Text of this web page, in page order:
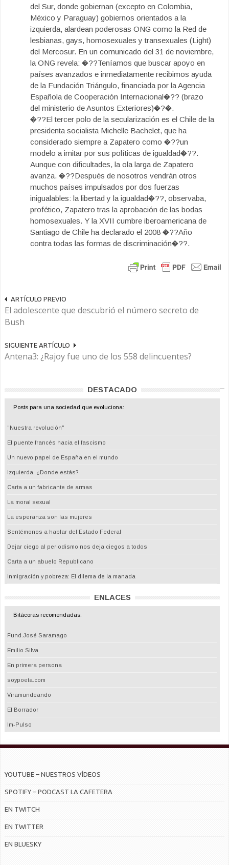
del Sur, donde gobiernan (excepto en Colombia,
México y Paraguay) gobiernos orientados a la
izquierda, alardean poderosas ONG como la Red de
lesbianas, gays, homosexuales y transexuales (Light)
del Mercosur. En un comunicado del 31 de noviembre,
la ONG revela: �??Teníamos que buscar apoyo en
países avanzados e inmediatamente recibimos ayuda
de la Fundación Triángulo, financiada por la Agencia
Española de Cooperación Internacional�?? (brazo
del ministerio de Asuntos Exteriores)�?�.
�??El tercer polo de la secularización es el Chile de la
presidenta socialista Michelle Bachelet, que ha
considerado siempre a Zapatero como �??un
modelo a imitar por sus políticas de igualdad�??.
Aunque con dificultades, la ola larga de Zapatero
avanza. �??Después de nosotros vendrán otros
muchos países impulsados por dos fuerzas
inigualables: la libertad y la igualdad�??, observaba,
profético, Zapatero tras la aprobación de las bodas
homosexuales. Y la XVII cumbre iberoamericana de
Santiago de Chile ha declarado el 2008 �??Año
contra todas las formas de discriminación�??.
ARTÍCULO PREVIO
El adolescente que descubrió el número secreto de
Bush
SIGUIENTE ARTÍCULO
Antena3: ¿Rajoy fue uno de los 558 delincuentes?
DESTACADO
Posts para una sociedad que evoluciona:
"Nuestra revolución"
El puente francés hacia el fascismo
Un nuevo papel de España en el mundo
Izquierda, ¿Donde estás?
Carta a un fabricante de armas
La moral sexual
La esperanza son las mujeres
Sentémonos a hablar del Estado Federal
Dejar ciego al periodismo nos deja ciegos a todos
Carta a un abuelo Republicano
Inmigración y pobreza: El dilema de la manada
ENLACES
Bitácoras recomendadas:
Fund.José Saramago
Emilio Silva
En primera persona
soypoeta.com
Viramundeando
El Borrador
Im-Pulso
YOUTUBE – NUESTROS VÍDEOS
SPOTIFY – PODCAST LA CAFETERA
EN TWITCH
EN TWITTER
EN BLUESKY